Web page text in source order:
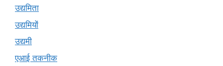
उद्यमिता
उद्यमियों
उद्यमी
एआई तकनीक